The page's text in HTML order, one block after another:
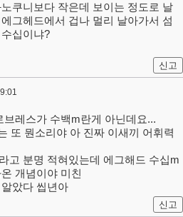
쿠니보다 작은데 보이는 정도로 날
그헤드에서 겁나 멀리 날아가서 섬
십이냐?
신고
브레스가 수백m란게 아닌데요...
또 뭔소리야 아 진짜 이새끼 어휘력
고 분명 적혀있는데 에그해드 수십m
개념이야 미친
았다 씹년아
신고